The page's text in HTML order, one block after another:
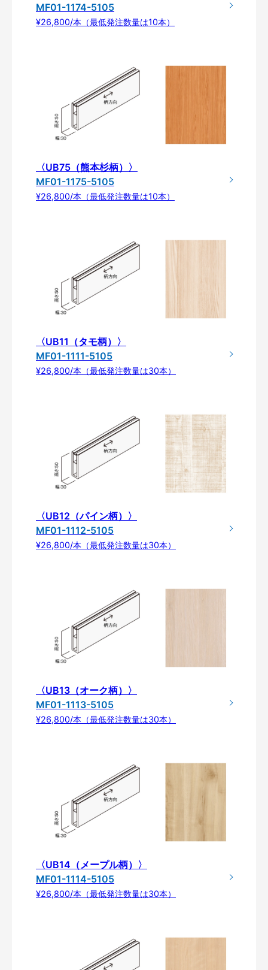
MF01-1174-5105
¥26,800/本（最低発注数量は10本）
〈UB75（熊本杉柄）〉
MF01-1175-5105
¥26,800/本（最低発注数量は10本）
〈UB11（タモ柄）〉
MF01-1111-5105
¥26,800/本（最低発注数量は30本）
〈UB12（パイン柄）〉
MF01-1112-5105
¥26,800/本（最低発注数量は30本）
〈UB13（オーク柄）〉
MF01-1113-5105
¥26,800/本（最低発注数量は30本）
〈UB14（メープル柄）〉
MF01-1114-5105
¥26,800/本（最低発注数量は30本）